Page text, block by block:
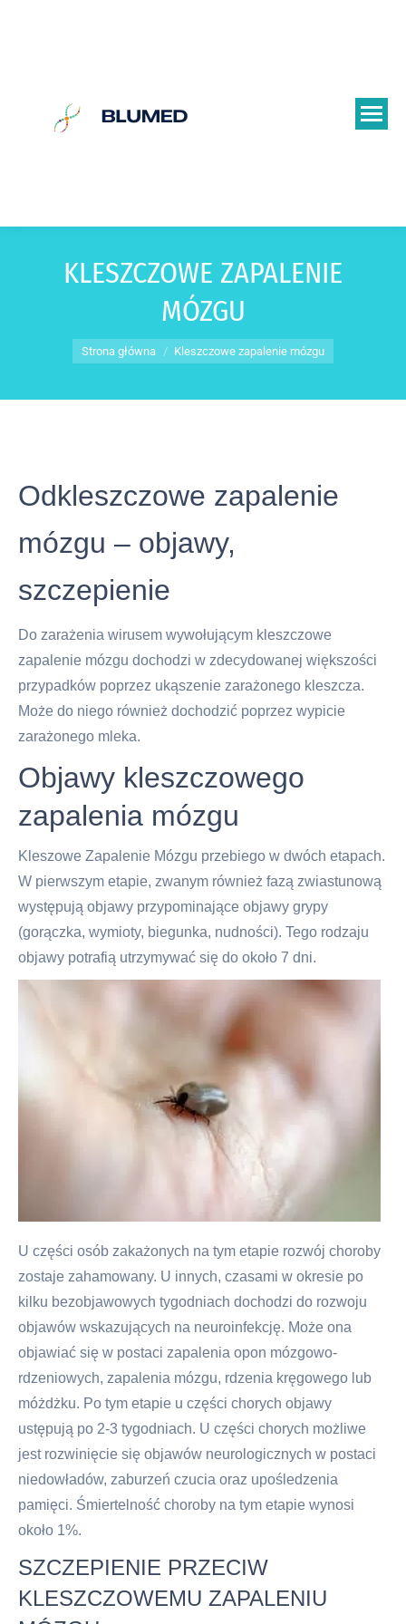
KLESZCZOWE ZAPALENIE
MÓZGU
Jesteś tutaj:
Strona główna Kleszczowe zapalenie mózgu
Odkleszczowe zapalenie
mózgu – objawy,
szczepienie
Do zarażenia wirusem wywołującym kleszczowe
zapalenie mózgu dochodzi w zdecydowanej większości
przypadków poprzez ukąszenie zarażonego kleszcza.
Może do niego również dochodzić poprzez wypicie
zarażonego mleka.
Objawy kleszczowego
zapalenia mózgu
Kleszowe Zapalenie Mózgu przebiego w dwóch etapach.
W pierwszym etapie, zwanym również fazą zwiastunową
występują objawy przypominające objawy grypy
(gorączka, wymioty, biegunka, nudności). Tego rodzaju
objawy potrafią utrzymywać się do około 7 dni.
U części osób zakażonych na tym etapie rozwój choroby
zostaje zahamowany. U innych, czasami w okresie po
kilku bezobjawowych tygodniach dochodzi do rozwoju
objawów wskazujących na neuroinfekcję. Może ona
objawiać się w postaci zapalenia opon mózgowo-
rdzeniowych, zapalenia mózgu, rdzenia kręgowego lub
móżdżku. Po tym etapie u części chorych objawy
ustępują po 2-3 tygodniach. U części chorych możliwe
jest rozwinięcie się objawów neurologicznych w postaci
niedowładów, zaburzeń czucia oraz upośledzenia
pamięci. Śmiertelność choroby na tym etapie wynosi
około 1%.
SZCZEPIENIE PRZECIW
KLESZCZOWEMU ZAPALENIU